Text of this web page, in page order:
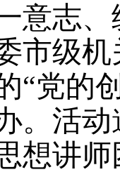
意志
市级
“党的
。活
想讲